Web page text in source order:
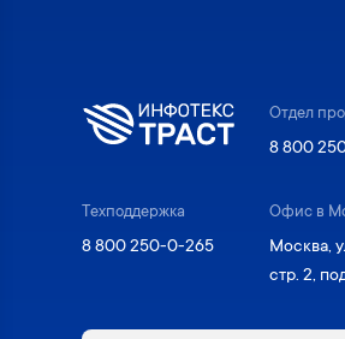
Отдел
8 800
Техподдержка
8 800 250-0-265
Офис в
Москва,
стр. 2,